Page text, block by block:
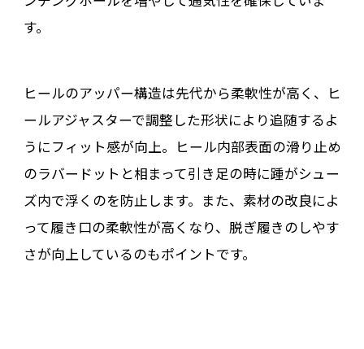
す。
ヒールのアッパー構造は先代から柔軟性が高く、ヒ
ールアジャスターで調整した形状により追随するよ
うにフィット感が向上。ヒール内部表面の滑り止め
のラバードットと相まって引き足の時に踵がシュー
ズ内で浮くのを防止します。また、素材の改良によ
って履き口の柔軟性が高くなり、脱ぎ履きのしやす
さが向上しているのもポイントです。